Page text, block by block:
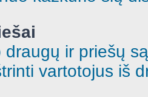
draugų ir priešų
vartotojus iš